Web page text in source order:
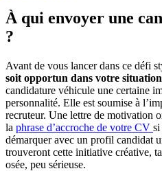
À qui envoyer une
?
Avant de vous lancer dans ce défi
soit opportun dans votre situation
candidature véhicule une certaine
personnalité. Elle est soumise à
recruteur. Une lettre de motivation
la phrase d’accroche de votre CV si
démarquer avec un profil candidat
trouveront cette initiative créative,
osée, peu sérieuse.